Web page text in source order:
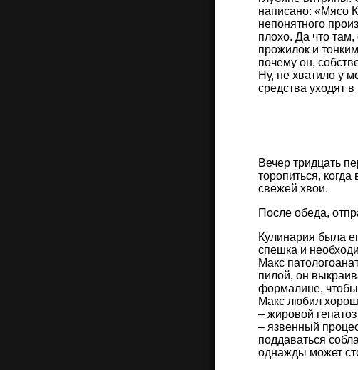
написано: «Мясо
непонятного
плохо. Да что
прожилок и
почему он,
Ну, не хватило у
средства уходят
Вечер тридцать
торопиться,
свежей хвои.
После обеда,
Кулинария была
спешка и
Макс
пилой, он
формалине, чтобы
Макс любил
– жировой
– язвенный
поддаваться
однажды может